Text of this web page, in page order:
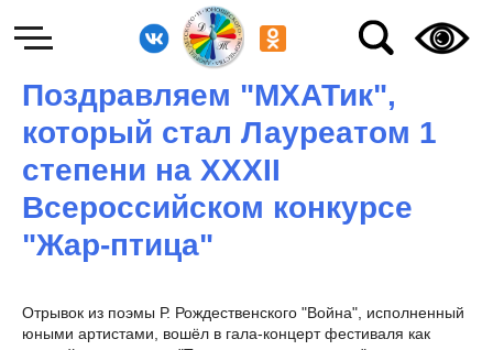
Поздравляем "МХАТик",
который стал Лауреатом 1
степени на XXXII
Всероссийском конкурсе
"Жар-птица"
Отрывок из поэмы Р. Рождественского "Война", исполненный
юными артистами, вошёл в гала-концерт фестиваля как